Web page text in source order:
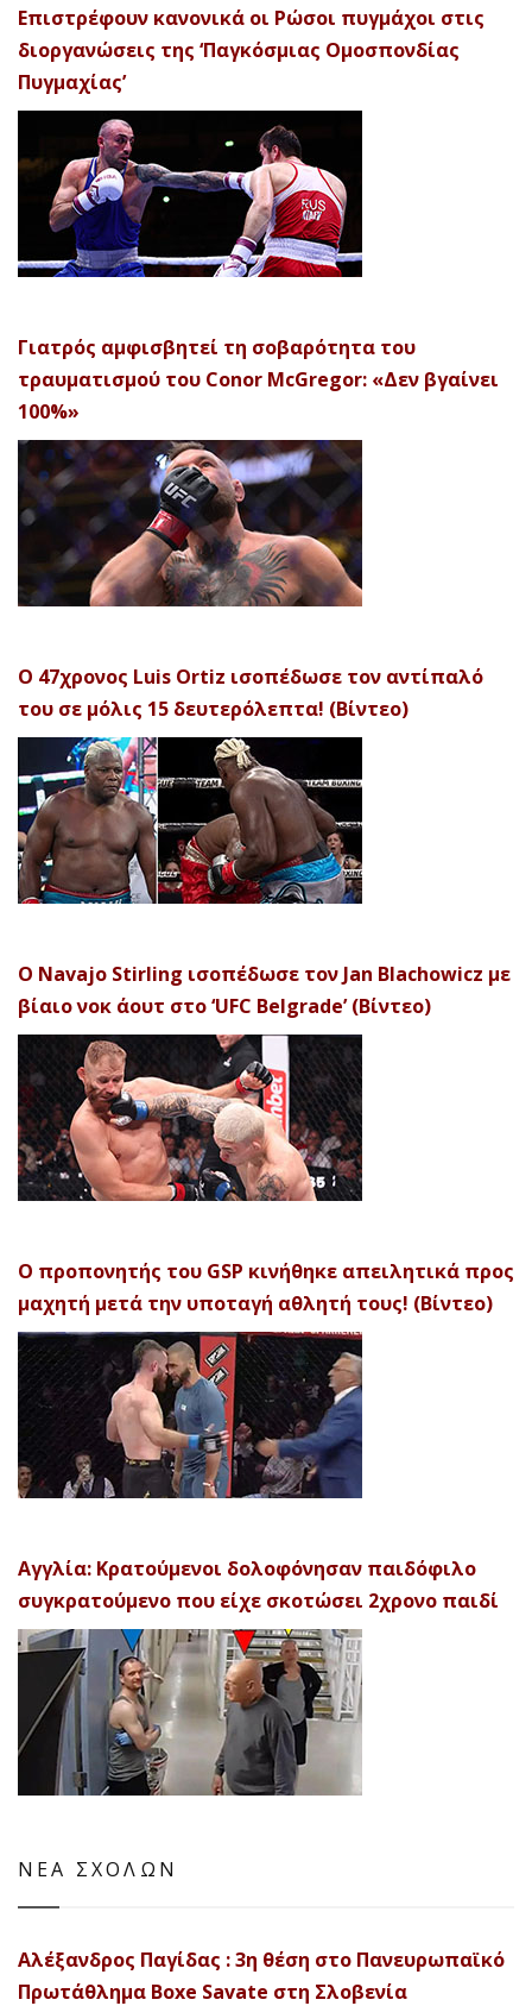
Επιστρέφουν κανονικά οι Ρώσοι πυγμάχοι στις
διοργανώσεις της ‘Παγκόσμιας Ομοσπονδίας
Πυγμαχίας’
Γιατρός αμφισβητεί τη σοβαρότητα του
τραυματισμού του Conor McGregor: «Δεν βγαίνει
100%»
Ο 47χρονος Luis Ortiz ισοπέδωσε τον αντίπαλό
του σε μόλις 15 δευτερόλεπτα! (Βίντεο)
Ο Navajo Stirling ισοπέδωσε τον Jan Blachowicz με
βίαιο νοκ άουτ στο ‘UFC Belgrade’ (Βίντεο)
Ο προπονητής του GSP κινήθηκε απειλητικά προς
μαχητή μετά την υποταγή αθλητή τους! (Βίντεο)
Αγγλία: Κρατούμενοι δολοφόνησαν παιδόφιλο
συγκρατούμενο που είχε σκοτώσει 2χρονο παιδί
ΝΕΑ ΣΧΟΛΩΝ
Αλέξανδρος Παγίδας : 3η θέση στο Πανευρωπαϊκό
Πρωτάθλημα Boxe Savate στη Σλοβενία